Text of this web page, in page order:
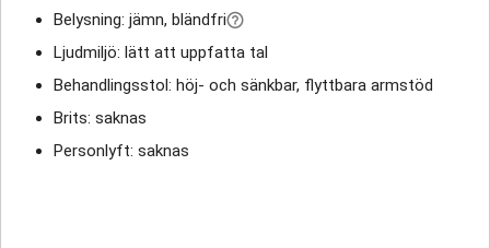
Belysning: jämn, bländfri
Ljudmiljö: lätt att uppfatta tal
Behandlingsstol: höj- och sänkbar, flyttbara armstöd
Brits: saknas
Personlyft: saknas